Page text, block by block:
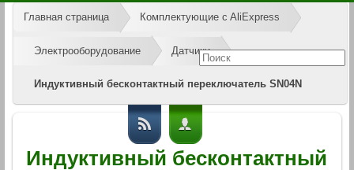
Главная страница Комплектующие c AliExpress
Электрооборудование Датчики
Индуктивный бесконтактный переключатель SN04N
Индуктивный бесконтактный